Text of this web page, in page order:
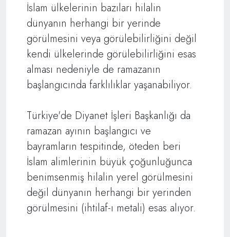
İslam ülkelerinin bazıları hilalin
dünyanın herhangi bir yerinde
görülmesini veya görülebilirliğini değil
kendi ülkelerinde görülebilirliğini esas
alması nedeniyle de ramazanın
başlangıcında farklılıklar yaşanabiliyor.
Türkiye'de Diyanet İşleri Başkanlığı da
ramazan ayının başlangıcı ve
bayramların tespitinde, öteden beri
İslam alimlerinin büyük çoğunluğunca
benimsenmiş hilalin yerel görülmesini
değil dünyanın herhangi bir yerinden
görülmesini (ihtilaf-ı metali) esas alıyor.